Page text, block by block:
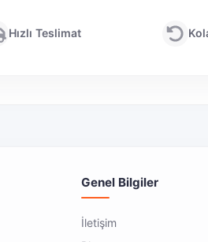
Hızlı Teslimat
Genel Bilgiler
İletişim